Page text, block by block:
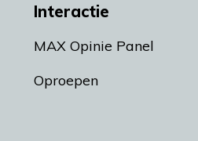
Interactie
MAX Opinie Panel
Oproepen